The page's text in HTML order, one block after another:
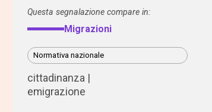
Questa segnalazione compare in:
Migrazioni
Normativa nazionale
cittadinanza
emigrazione